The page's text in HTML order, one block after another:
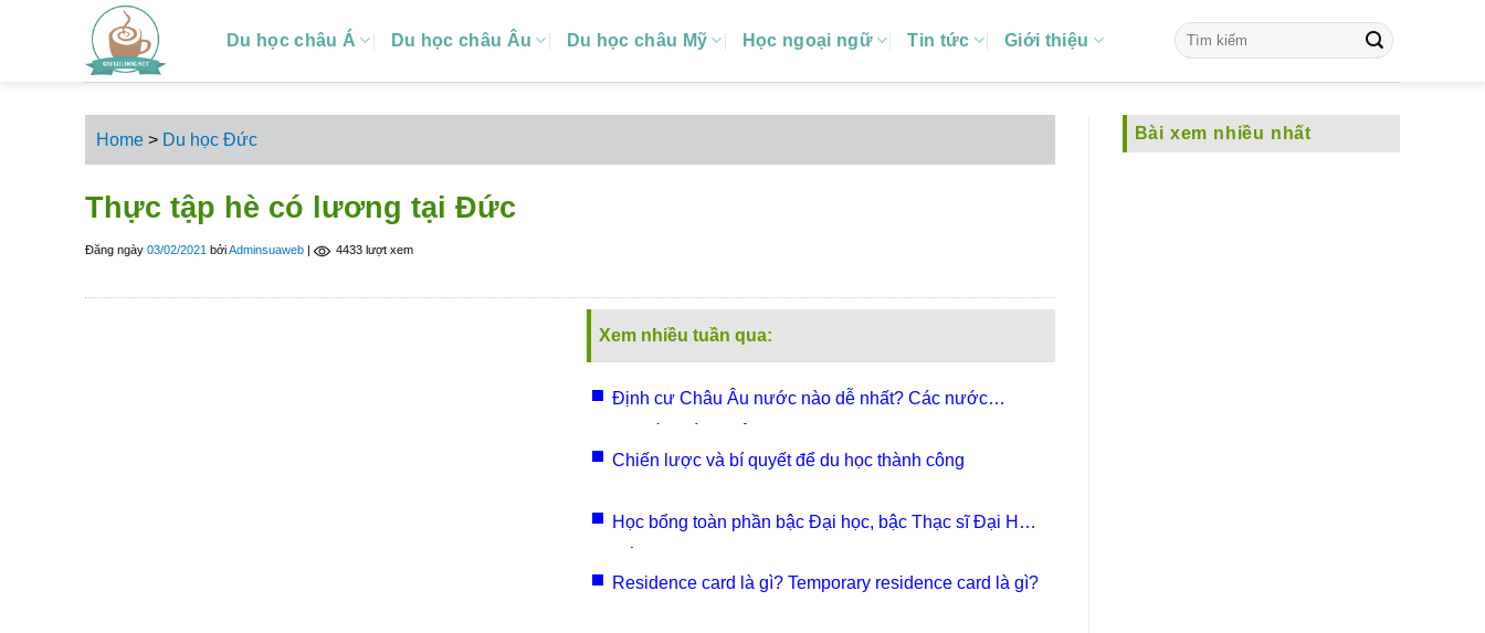
Du học châu Á Du học châu Âu Du học châu Mỹ Học ngoại ngữ Tin tức Giới thiệu
Home > Du học Đức
Thực tập hè có lương tại Đức
Đăng ngày 03/02/2021 bởiAdminsuaweb 4433 lượt xem
Xem nhiều tuần qua:
Định cư Châu Âu nước nào dễ nhất? Các nước
Chiến lược và bí quyết để du học thành công
Học bổng toàn phần bậc Đại học, bậc Thạc sĩ Đại Học
Residence card là gì? Temporary residence card là gì?
Bài xem nhiều nhất